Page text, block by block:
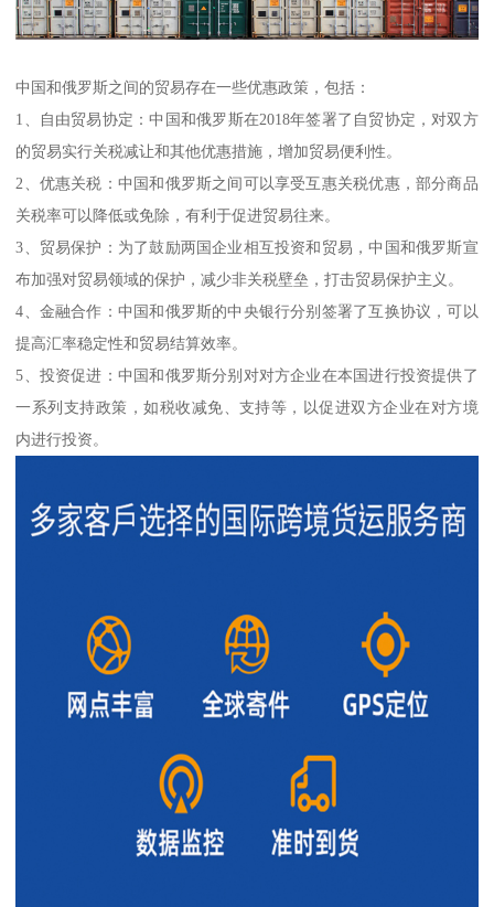
中国和俄罗斯之间的贸易存在一些优惠政策，包括：
1、自由贸易协定：中国和俄罗斯在2018年签署了自贸协定，对双方
的贸易实行关税减让和其他优惠措施，增加贸易便利性。
2、优惠关税：中国和俄罗斯之间可以享受互惠关税优惠，部分商品
关税率可以降低或免除，有利于促进贸易往来。
3、贸易保护：为了鼓励两国企业相互投资和贸易，中国和俄罗斯宣
布加强对贸易领域的保护，减少非关税壁垒，打击贸易保护主义。
4、金融合作：中国和俄罗斯的中央银行分别签署了互换协议，可以
提高汇率稳定性和贸易结算效率。
5、投资促进：中国和俄罗斯分别对对方企业在本国进行投资提供了
一系列支持政策，如税收减免、支持等，以促进双方企业在对方境
内进行投资。